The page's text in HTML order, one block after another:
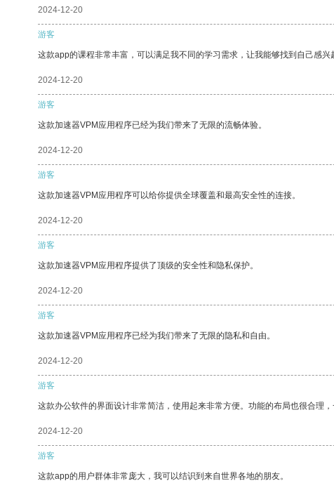
2024-12-20
游客
这款app的课程非常丰富，可以满足我不同的学习需求，让我能够找到自己感兴
2024-12-20
游客
这款加速器VPM应用程序已经为我们带来了无限的流畅体验。
2024-12-20
游客
这款加速器VPM应用程序可以给你提供全球覆盖和最高安全性的连接。
2024-12-20
游客
这款加速器VPM应用程序提供了顶级的安全性和隐私保护。
2024-12-20
游客
这款加速器VPM应用程序已经为我们带来了无限的隐私和自由。
2024-12-20
游客
这款办公软件的界面设计非常简洁，使用起来非常方便。功能的布局也很合理，
2024-12-20
游客
这款app的用户群体非常庞大，我可以结识到来自世界各地的朋友。